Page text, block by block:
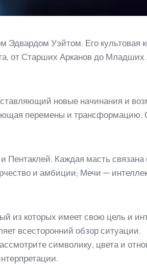
Уэйтом. Его культовая
от Старших Арканов до Младших
новые начинания и
перемены и трансформацию.
Каждая масть связана
и амбиции; Мечи —
из которых имеет свою цель и
всесторонний обзор ситуации.
символику, цвета и